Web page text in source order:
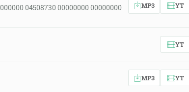
04508730 00000000 00000000
MP3 YT
YT
MP3 YT